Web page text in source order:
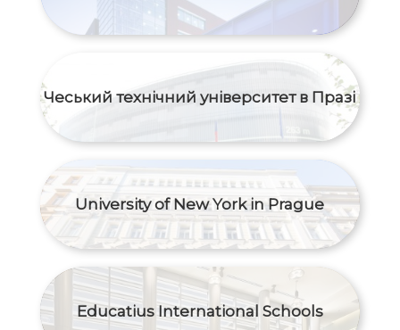
Чеський технічний університет в Празі
University of New York in Prague
Educatius International Schools